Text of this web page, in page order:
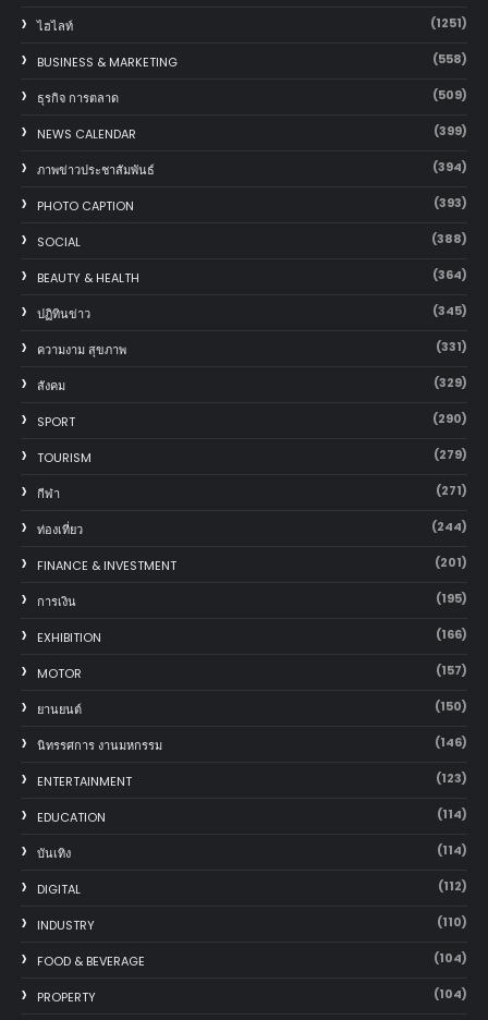
ไฮไลท์ (1251)
BUSINESS & MARKETING (558)
ธุรกิจ การตลาด (509)
NEWS CALENDAR (399)
ภาพข่าวประชาสัมพันธ์ (394)
PHOTO CAPTION (393)
SOCIAL (388)
BEAUTY & HEALTH (364)
ปฏิทินข่าว (345)
ความงาม สุขภาพ (331)
สังคม (329)
SPORT (290)
TOURISM (279)
กีฬา (271)
ท่องเที่ยว (244)
FINANCE & INVESTMENT (201)
การเงิน (195)
EXHIBITION (166)
MOTOR (157)
‎ยานยนต์‎ (150)
นิทรรศการ งานมหกรรม (146)
ENTERTAINMENT (123)
EDUCATION (114)
บันเทิง (114)
DIGITAL (112)
INDUSTRY (110)
FOOD & BEVERAGE (104)
PROPERTY (104)